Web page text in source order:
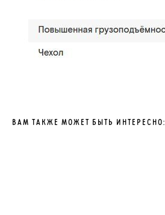
ВАМ ТАКЖЕ МОЖЕТ БЫТЬ ИНТЕРЕСНО: